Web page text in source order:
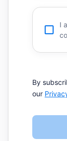
I
By
our